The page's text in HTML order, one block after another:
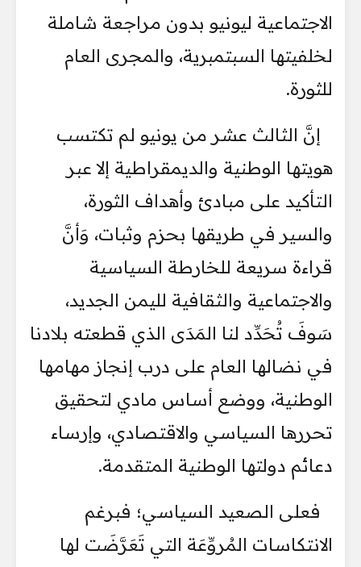
الاجتماعية ليونيو بدون مراجعة شاملة
لخلفيتها السبتمبرية، والمجرى العام
للثورة.
إنَّ الثالث عشر من يونيو لم تكتسب
هويتها الوطنية والديمقراطية إلا عبر
التأكيد على مبادئ وأهداف الثورة،
والسير في طريقها بحزم وثبات، وَأنَّ
قراءة سريعة للخارطة السياسية
والاجتماعية والثقافية لليمن الجديد،
سَوفَ تُحَدِّد لنا المَدَى الذي قطعته بلادنا
في نضالها العام على درب إنجاز مهامها
الوطنية، ووضع أساس مادي لتحقيق
تحررها السياسي والاقتصادي، وإرساء
دعائم دولتها الوطنية المتقدمة.
فعلى الصعيد السياسي؛ فبرغم
الانتكاسات المُروِّعَة التي تَعَرَّضَت لها